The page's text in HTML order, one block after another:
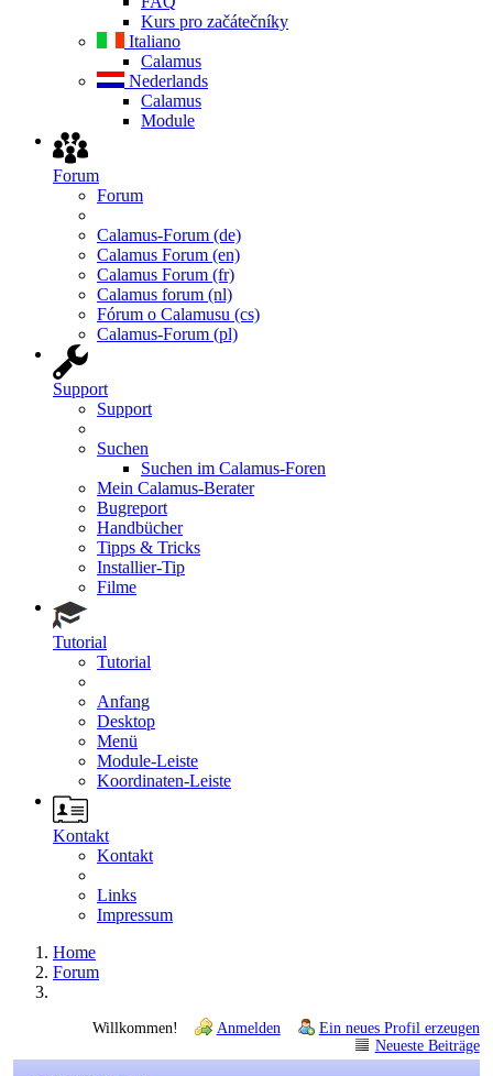
Kurs pro začátečníky
Italiano
Calamus
Nederlands
Calamus
Module
Forum
Forum
Calamus-Forum (de)
Calamus Forum (en)
Calamus Forum (fr)
Calamus forum (nl)
Fórum o Calamusu (cs)
Calamus-Forum (pl)
Support
Support
Suchen
Suchen im Calamus-Foren
Mein Calamus-Berater
Bugreport
Handbücher
Tipps & Tricks
Installier-Tip
Filme
Tutorial
Tutorial
Anfang
Desktop
Menü
Module-Leiste
Koordinaten-Leiste
Kontakt
Kontakt
Links
Impressum
Home
Forum
Willkommen! Anmelden
Ein neues Profil erzeugen
Neueste Beiträge